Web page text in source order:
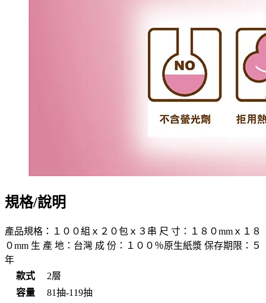
規格/說明
產品規格：１００組ｘ２０包ｘ３串 尺 寸：１８０mmｘ１８
０mm 生 產 地：台灣 成 份：１００％原生紙漿 保存期限：５
年
款式
2層
容量
81抽-119抽